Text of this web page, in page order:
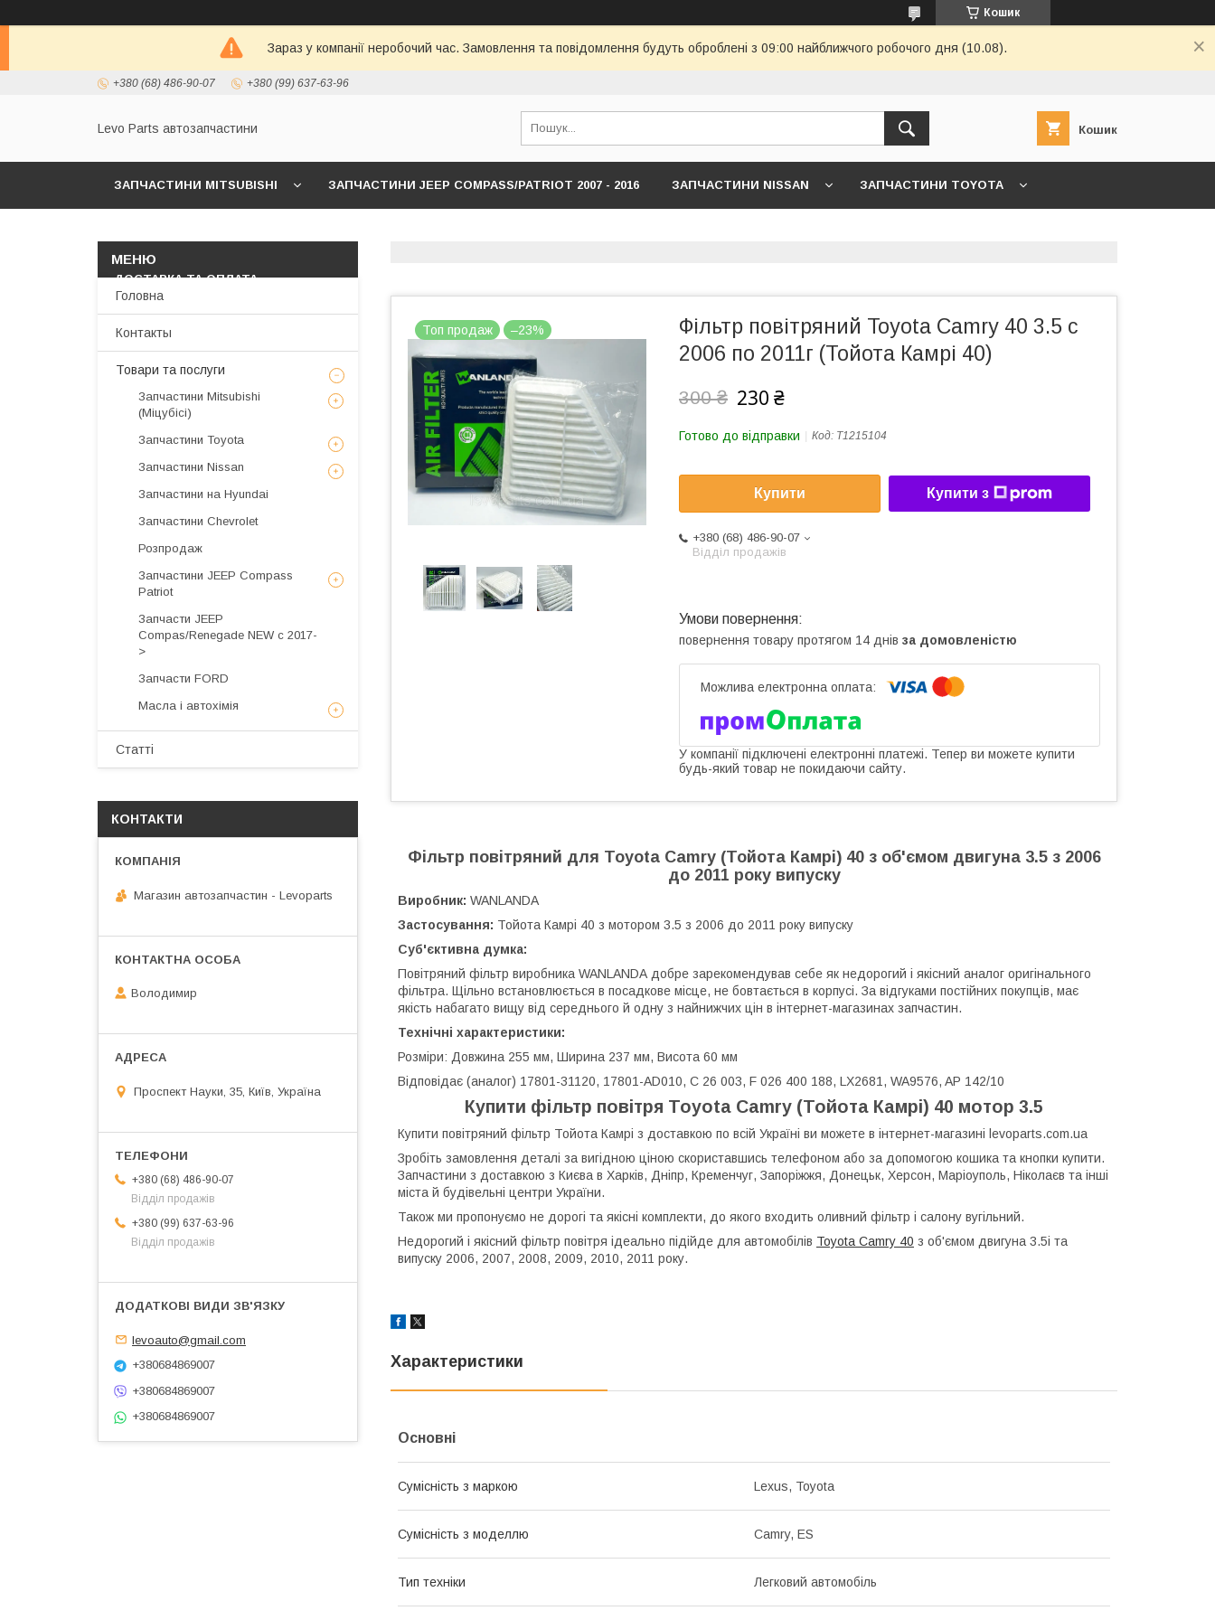
Кошик
Зараз у компанії неробочий час. Замовлення та повідомлення будуть оброблені з 09:00 найближчого робочого дня (10.08).
+380 (68) 486-90-07 +380 (99) 637-63-96
Levo Parts автозапчастини Кошик
ЗАПЧАСТИНИ MITSUBISHI ЗАПЧАСТИНИ JEEP COMPASS/PATRIOT 2007 - 2016 ЗАПЧАСТИНИ NISSAN ЗАПЧАСТИНИ TOYOTA
ДОСТАВКА ТА ОПЛАТА
Топ продаж –23%
Фільтр повітряний Toyota Camry 40 3.5 с
2006 по 2011г (Тойота Камрі 40)
300 ₴ 230 ₴
Готово до відправки Код: T1215104
Купити Купити з
+380 (68) 486-90-07
Відділ продажів
повернення товару протягом 14 днів за домовленістю
У компанії підключені електронні платежі. Тепер ви можете купити
будь-який товар не покидаючи сайту.
Фільтр повітряний для Toyota Camry (Тойота Камрі) 40 з об'ємом двигуна 3.5 з 2006
до 2011 року випуску
Виробник: WANLANDA
Застосування: Тойота Камрі 40 з мотором 3.5 з 2006 до 2011 року випуску
Суб'єктивна думка:
Повітряний фільтр виробника WANLANDA добре зарекомендував себе як недорогий і якісний аналог оригінального
фільтра. Щільно встановлюється в посадкове місце, не бовтається в корпусі. За відгуками постійних покупців, має
якість набагато вищу від середнього й одну з найнижчих цін в інтернет-магазинах запчастин.
Технічні характеристики:
Розміри: Довжина 255 мм, Ширина 237 мм, Висота 60 мм
Відповідає (аналог) 17801-31120, 17801-AD010, C 26 003, F 026 400 188, LX2681, WA9576, AP 142/10
Купити фільтр повітря Toyota Camry (Тойота Камрі) 40 мотор 3.5
Купити повітряний фільтр Тойота Камрі з доставкою по всій Україні ви можете в інтернет-магазині levoparts.com.ua
Зробіть замовлення деталі за вигідною ціною скориставшись телефоном або за допомогою кошика та кнопки купити.
Запчастини з доставкою з Києва в Харків, Дніпр, Кременчуг, Запоріжжя, Донецьк, Херсон, Маріоуполь, Ніколаєв та інші
міста й будівельні центри України.
Також ми пропонуємо не дорогі та якісні комплекти, до якого входить оливний фільтр і салону вугільний.
Недорогий і якісний фільтр повітря ідеально підійде для автомобілів Toyota Camry 40 з об'ємом двигуна 3.5i та
випуску 2006, 2007, 2008, 2009, 2010, 2011 року.
Характеристики
Основні
Сумісність з маркою Lexus, Toyota
Сумісність з моделлю Camry, ES
Тип техніки Легковий автомобіль
Головна
Контакты
Товари та послуги
Запчастини Mitsubishi
(Міцубісі)
Запчастини Toyota
Запчастини Nissan
Запчастини на Hyundai
Запчастини Chevrolet
Розпродаж
Запчастини JEEP Compass
Patriot
Запчасти JEEP
Compas/Renegade NEW с 2017-
>
Запчасти FORD
Масла і автохімія
Статті
КОНТАКТИ
Магазин автозапчастин - Levoparts
Володимир
Проспект Науки, 35, Київ, Україна
+380 (68) 486-90-07
Відділ продажів
+380 (99) 637-63-96
Відділ продажів
levoauto@gmail.com
+380684869007
+380684869007
+380684869007